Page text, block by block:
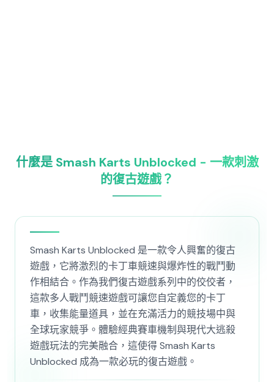
什麼是 Smash Karts Unblocked - 一款刺激
的復古遊戲？
Smash Karts Unblocked 是一款令人興奮的復古
遊戲，它將激烈的卡丁車競速與爆炸性的戰鬥動
作相結合。作為我們復古遊戲系列中的佼佼者，
這款多人戰鬥競速遊戲可讓您自定義您的卡丁
車，收集能量道具，並在充滿活力的競技場中與
全球玩家競爭。體驗經典賽車機制與現代大逃殺
遊戲玩法的完美融合，這使得 Smash Karts
Unblocked 成為一款必玩的復古遊戲。